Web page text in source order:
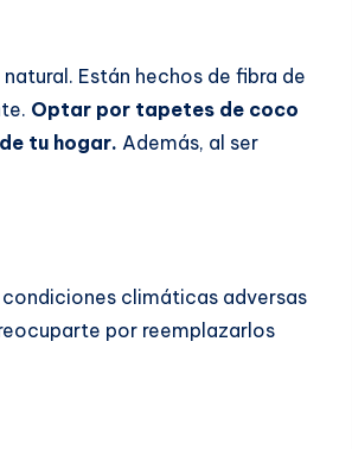
Están hechos de fibra de
Optar por tapetes de coco
tu hogar. Además, al ser
climáticas adversas
por reemplazarlos